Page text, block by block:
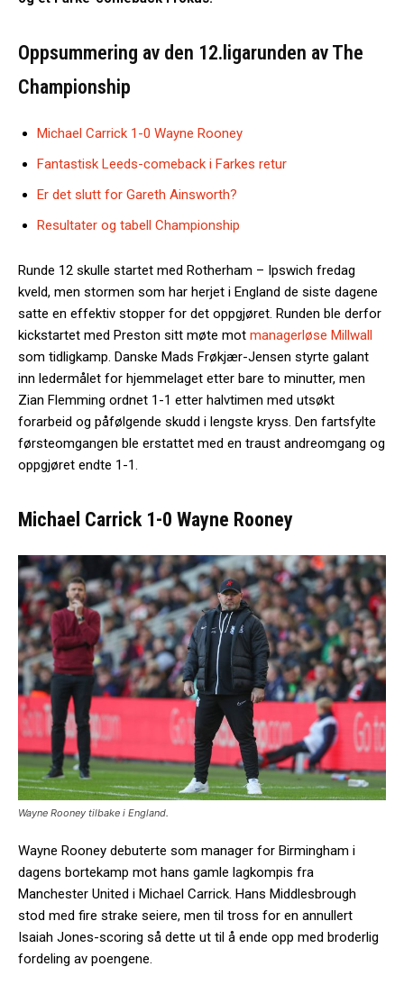
Oppsummering av den 12.ligarunden av The
Championship
Michael Carrick 1-0 Wayne Rooney
Fantastisk Leeds-comeback i Farkes retur
Er det slutt for Gareth Ainsworth?
Resultater og tabell Championship
Runde 12 skulle startet med Rotherham – Ipswich fredag
kveld, men stormen som har herjet i England de siste dagene
satte en effektiv stopper for det oppgjøret. Runden ble derfor
kickstartet med Preston sitt møte mot managerløse Millwall
som tidligkamp. Danske Mads Frøkjær-Jensen styrte galant
inn ledermålet for hjemmelaget etter bare to minutter, men
Zian Flemming ordnet 1-1 etter halvtimen med utsøkt
forarbeid og påfølgende skudd i lengste kryss. Den fartsfylte
førsteomgangen ble erstattet med en traust andreomgang og
oppgjøret endte 1-1.
Michael Carrick 1-0 Wayne Rooney
Wayne Rooney tilbake i England.
Wayne Rooney debuterte som manager for Birmingham i
dagens bortekamp mot hans gamle lagkompis fra
Manchester United i Michael Carrick. Hans Middlesbrough
stod med fire strake seiere, men til tross for en annullert
Isaiah Jones-scoring så dette ut til å ende opp med broderlig
fordeling av poengene.